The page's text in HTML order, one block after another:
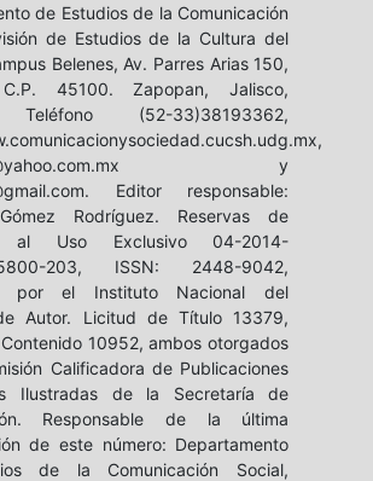
de Estudios de la Comunicación
de Estudios de la Cultura del
Belenes, Av. Parres Arias 150,
C.P. 45100. Zapopan, Jalisco,
(52-33)38193362,
y
Editor responsable:
Rodríguez. Reservas de
al Uso Exclusivo 04-2014-
203, ISSN: 2448-9042,
por el Instituto Nacional del
Autor. Licitud de Título 13379,
10952, ambos otorgados
Calificadora de Publicaciones
Ilustradas de la Secretaría de
Responsable de la última
de este número: Departamento
de la Comunicación Social,